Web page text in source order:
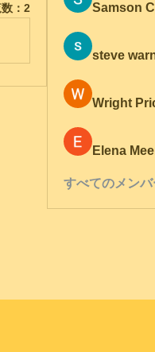
：2 Samson
steve
Wright
Elena
すべてのメンバ